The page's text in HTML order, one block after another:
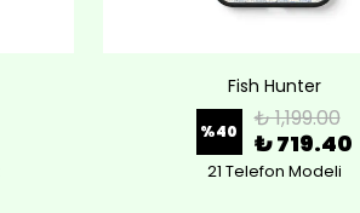
Fish Hunter
%40 ₺ 1,199.00
₺ 719.40
21 Telefon Modeli